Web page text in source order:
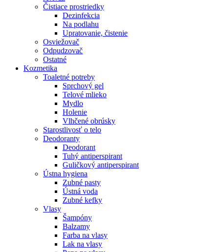
Čistiace prostriedky
Dezinfekcia
Na podlahu
Upratovanie, čistenie
Osviežovač
Odpudzovač
Ostatné
Kozmetika
Toaletné potreby
Sprchový gel
Telové mlieko
Mydlo
Holenie
Vlhčené obrúsky
Starostlivosť o telo
Deodoranty
Deodorant
Tuhý antiperspirant
Guličkový antiperspirant
Ústna hygiena
Zubné pasty
Ústná voda
Zubné kefky
Vlasy
Šampóny
Balzamy
Farba na vlasy
Lak na vlasy